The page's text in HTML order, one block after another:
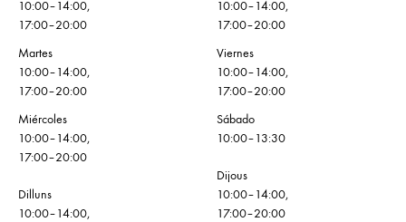
10:00–14:00,
17:00–20:00
Martes
10:00–14:00,
17:00–20:00
Miércoles
10:00–14:00,
17:00–20:00
Dilluns
10:00–14:00,
10:00–14:00,
17:00–20:00
Viernes
10:00–14:00,
17:00–20:00
Sábado
10:00–13:30
Dijous
10:00–14:00,
17:00–20:00